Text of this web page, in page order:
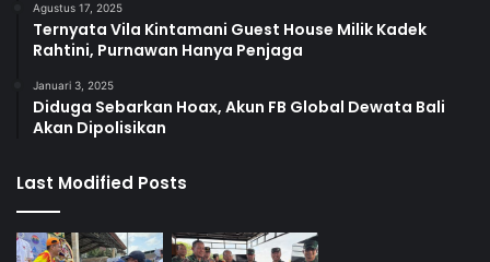
Agustus 17, 2025
Ternyata Vila Kintamani Guest House Milik Kadek
Rahtini, Purnawan Hanya Penjaga
Januari 3, 2025
Diduga Sebarkan Hoax, Akun FB Global Dewata Bali
Akan Dipolisikan
Last Modified Posts